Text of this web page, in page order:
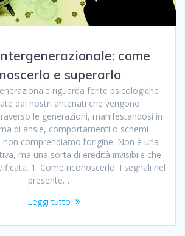
come
e superarlo
riguarda ferite psicologiche
dai nostri antenati che vengono
le generazioni, manifestandosi in
di ansie, comportamenti o schemi
non comprendiamo l’origine. Non è una
ma una sorta di eredità invisibile che
1. Come riconoscerlo: I segnali nel
presente…
Leggi tutto